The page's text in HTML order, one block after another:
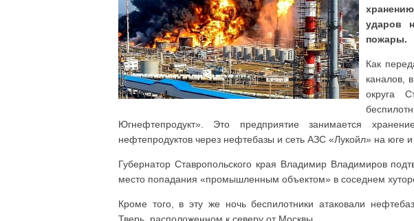
ударов
пожары.
Как
каналов,
округа
Югнефтепродукт». Это предприятие занимается
нефтепродуктов через нефтебазы и сеть АЗС «Лукойл» на юге и
Губернатор Ставропольского края Владимир Владимиров
место попадания «промышленным объектом» в соседнем
Кроме того, в эту же ночь беспилотники атаковали